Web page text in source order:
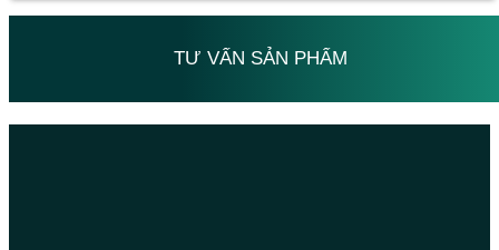
TƯ VẤN SẢN PHẨM